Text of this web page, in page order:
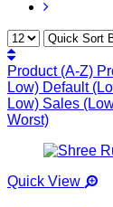
Product (A-Z)
Low) Default
Low) Sales
Worst)
Quick View